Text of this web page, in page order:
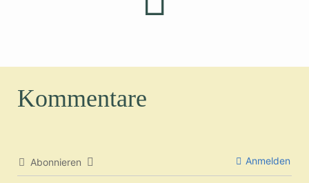
Kommentare
Abonnieren Anmelden